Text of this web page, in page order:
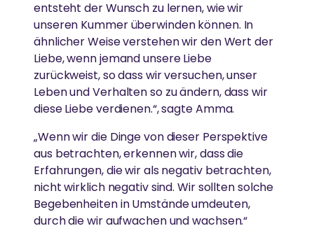
entsteht der Wunsch zu lernen, wie wir
unseren Kummer überwinden können. In
ähnlicher Weise verstehen wir den Wert der
Liebe, wenn jemand unsere Liebe
zurückweist, so dass wir versuchen, unser
Leben und Verhalten so zu ändern, dass wir
diese Liebe verdienen.“, sagte Amma.
„Wenn wir die Dinge von dieser Perspektive
aus betrachten, erkennen wir, dass die
Erfahrungen, die wir als negativ betrachten,
nicht wirklich negativ sind. Wir sollten solche
Begebenheiten in Umstände umdeuten,
durch die wir aufwachen und wachsen.“